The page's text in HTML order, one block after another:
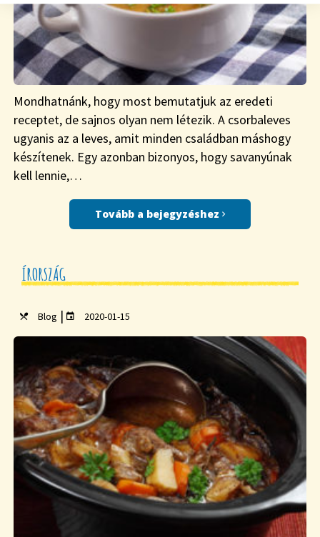
Mondhatnánk, hogy most bemutatjuk az eredeti
receptet, de sajnos olyan nem létezik. A csorbaleves
ugyanis az a leves, amit minden családban máshogy
készítenek. Egy azonban bizonyos, hogy savanyúnak
kell lennie,…
Tovább a bejegyzéshez
ÍRORSZÁG
Blog | 2020-01-15